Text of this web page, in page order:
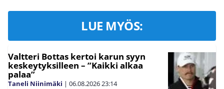
LUE MYÖS:
Valtteri Bottas kertoi karun syyn
keskeytyksilleen – ”Kaikki alkaa
palaa”
Taneli Niinimäki | 06.08.202623:14